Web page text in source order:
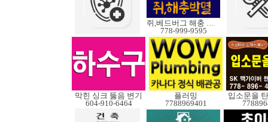
쥐,베드버그 해충 박멸
778-999-9595
막힌 싱크 뚫음 변기
604-910-6464
플러밍
7788969401
입소문을